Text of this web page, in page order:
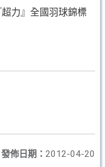
力』全國羽球錦標
發佈日期： 2012-04-20